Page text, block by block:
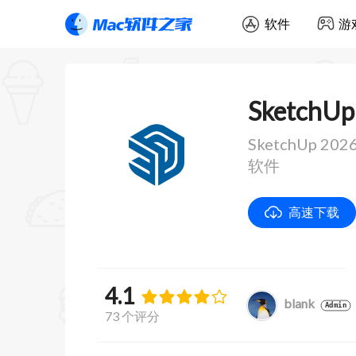
软件 游
SketchUp
软件
高速下载
4.1
73 个评分
blank Admin